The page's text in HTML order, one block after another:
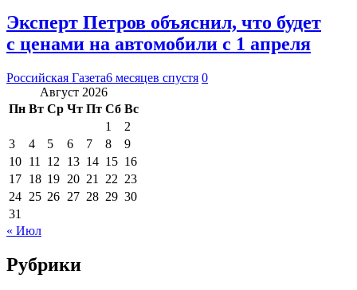
Эксперт Петров объяснил, что будет
с ценами на автомобили с 1 апреля
Российская Газета6 месяцев спустя 0
Август 2026
Пн Вт Ср Чт Пт Сб Вс
1
2
3
4 5 6 7 8
9
10 11 12 13 14 15 16
17 18 19 20 21 22 23
24 25 26 27 28 29 30
31
« Июл
Рубрики